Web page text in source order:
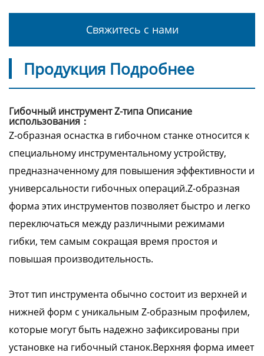
Свяжитесь с нами
Продукция Подробнее
Гибочный инструмент Z-типа Описание
использования：
Z-образная оснастка в гибочном станке относится к
специальному инструментальному устройству,
предназначенному для повышения эффективности и
универсальности гибочных операций.Z-образная
форма этих инструментов позволяет быстро и легко
переключаться между различными режимами
гибки, тем самым сокращая время простоя и
повышая производительность.
Этот тип инструмента обычно состоит из верхней и
нижней форм с уникальным Z-образным профилем,
которые могут быть надежно зафиксированы при
установке на гибочный станок.Верхняя форма имеет